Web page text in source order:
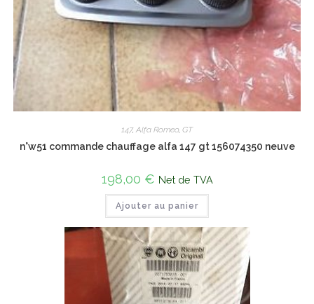
147, Alfa Romeo, GT
n°w51 commande chauffage alfa 147 gt 156074350 neuve
198,00 € Net de TVA
Ajouter au panier